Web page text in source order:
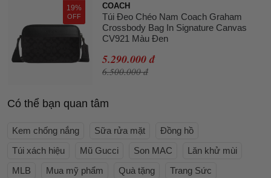
19%
OFF
COACH
Túi Đeo Chéo Nam Coach Graham
Crossbody Bag In Signature Canvas
CV921 Màu Đen
5.290.000 đ
6.500.000 đ
Có thể bạn quan tâm
Kem chống nắng Sữa rửa mặt
Đồng hồ
Túi xách hiệu
Mũ Gucci Son MAC
Lăn khử mùi
MLB
Mua mỹ phẩm Quà tặng
Trang Sức